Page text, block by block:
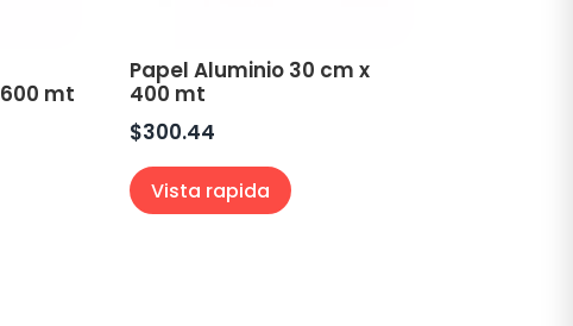
mt
Papel Aluminio 30 cm x
400 mt
$300.44
Vista rapida